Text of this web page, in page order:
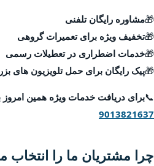
🎁مشاوره رایگان تلفنی
🎁تخفیف ویژه برای تعمیرات گروهی
🎁خدمات اضطراری در تعطیلات رسمی
🎁پیک رایگان برای حمل تلویزیون های
📞برای دریافت خدمات ویژه همین امروز
9013821637
چرا مشتریان ما را انتخاب